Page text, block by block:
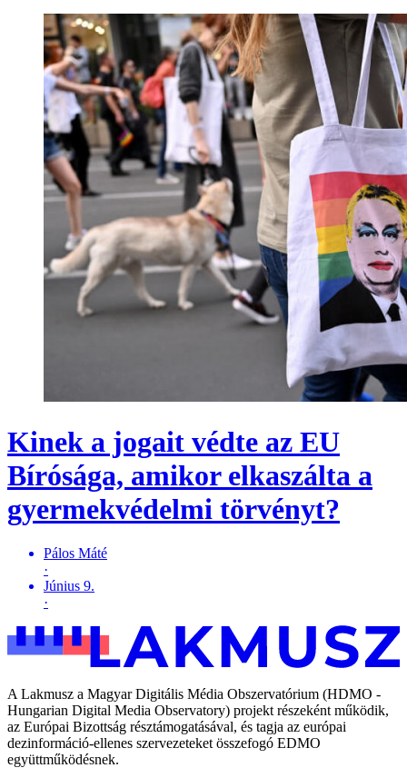
Kinek a jogait védte az EU
Bírósága, amikor elkaszálta a
gyermekvédelmi törvényt?
Pálos Máté
·
Június 9.
·
A Lakmusz a Magyar Digitális Média Obszervatórium (HDMO -
Hungarian Digital Media Observatory) projekt részeként működik,
az Európai Bizottság résztámogatásával, és tagja az európai
dezinformáció-ellenes szervezeteket összefogó EDMO
együttműködésnek.